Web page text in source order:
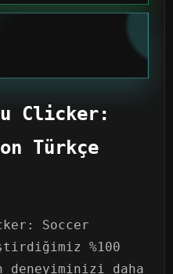
Clicker:
Türkçe
Soccer
%100
deneyiminizi daha